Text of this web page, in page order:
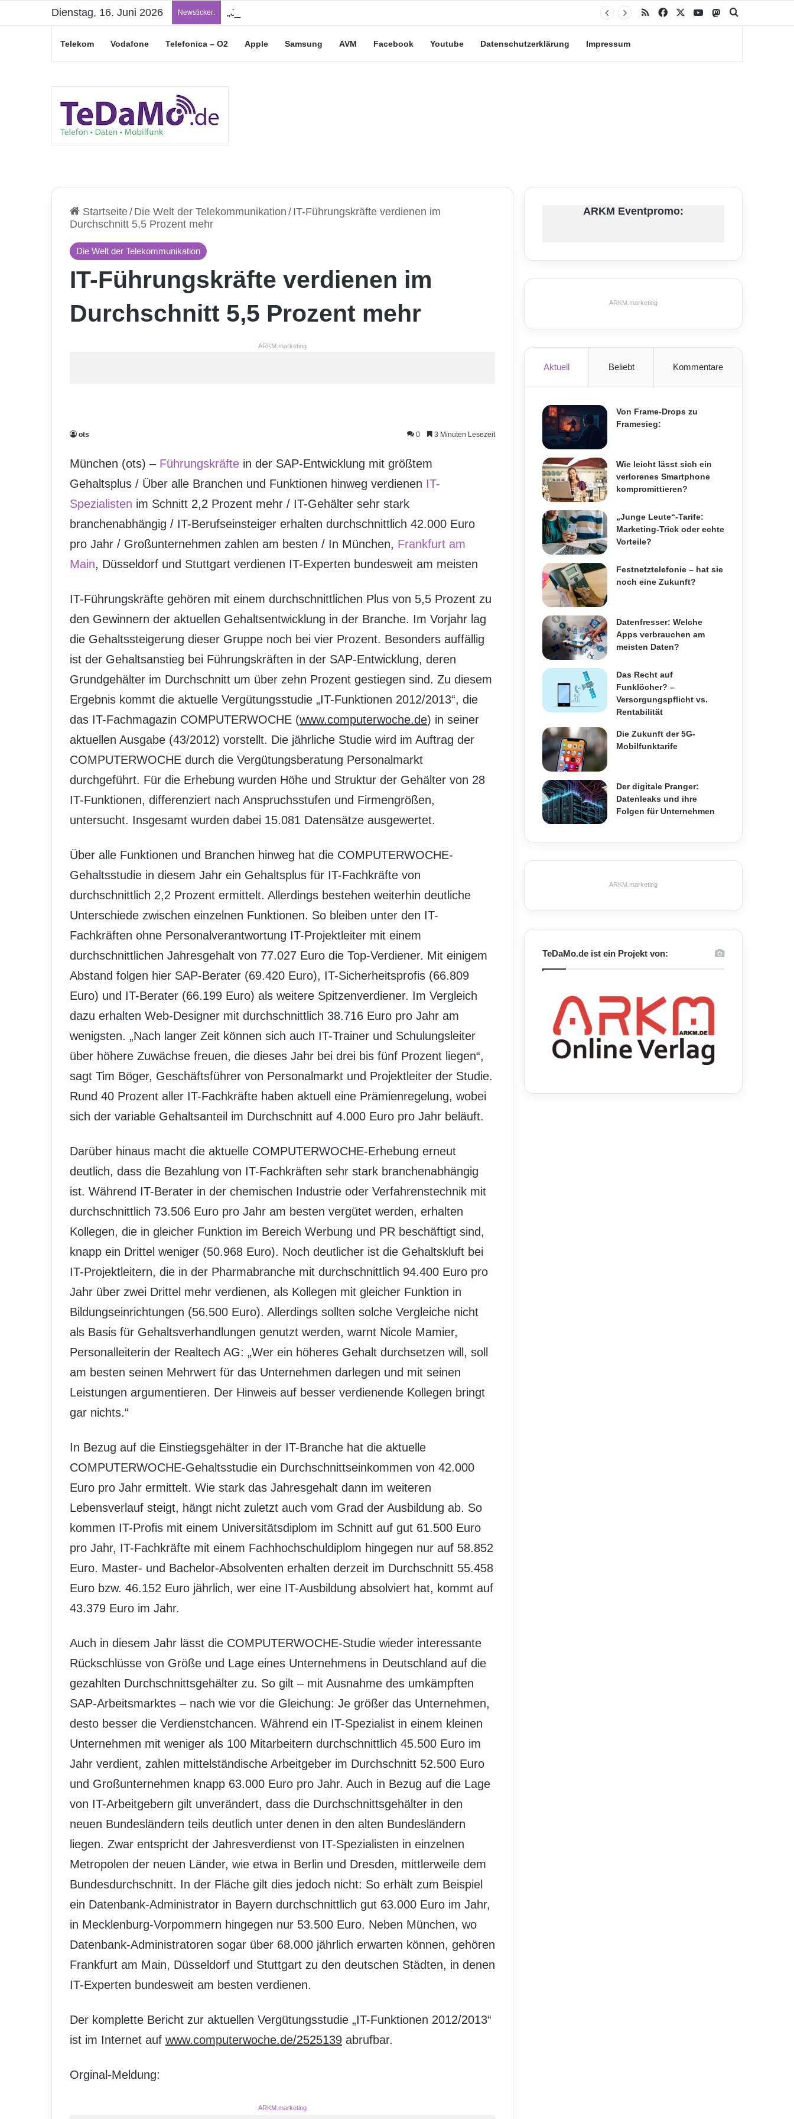
Dienstag, 16. Juni 2026 Newsticker: „Junge Leute“-Tarife: Marketing-Trick oder echte Vorteile? RSS Facebook YouTubeMastodon
Telekom Vodafone Telefonica – O2 Apple Samsung AVM Facebook Youtube Datenschutzerklärung Impressum
Startseite/ Die Welt der Telekommunikation / IT-Führungskräfte verdienen im
Durchschnitt 5,5 Prozent mehr
Die Welt der Telekommunikation
IT-Führungskräfte verdienen im
Durchschnitt 5,5 Prozent mehr
ARKM.marketing
ots 0 3 Minuten Lesezeit
München (ots) – Führungskräfte in der SAP-Entwicklung mit größtem
Gehaltsplus / Über alle Branchen und Funktionen hinweg verdienen IT-
Spezialisten im Schnitt 2,2 Prozent mehr / IT-Gehälter sehr stark
branchenabhängig / IT-Berufseinsteiger erhalten durchschnittlich 42.000 Euro
pro Jahr / Großunternehmen zahlen am besten / In München, Frankfurt am
Main, Düsseldorf und Stuttgart verdienen IT-Experten bundesweit am meisten
IT-Führungskräfte gehören mit einem durchschnittlichen Plus von 5,5 Prozent zu
den Gewinnern der aktuellen Gehaltsentwicklung in der Branche. Im Vorjahr lag
die Gehaltssteigerung dieser Gruppe noch bei vier Prozent. Besonders auffällig
ist der Gehaltsanstieg bei Führungskräften in der SAP-Entwicklung, deren
Grundgehälter im Durchschnitt um über zehn Prozent gestiegen sind. Zu diesem
Ergebnis kommt die aktuelle Vergütungsstudie „IT-Funktionen 2012/2013“, die
das IT-Fachmagazin COMPUTERWOCHE (www.computerwoche.de) in seiner
aktuellen Ausgabe (43/2012) vorstellt. Die jährliche Studie wird im Auftrag der
COMPUTERWOCHE durch die Vergütungsberatung Personalmarkt
durchgeführt. Für die Erhebung wurden Höhe und Struktur der Gehälter von 28
IT-Funktionen, differenziert nach Anspruchsstufen und Firmengrößen,
untersucht. Insgesamt wurden dabei 15.081 Datensätze ausgewertet.
Über alle Funktionen und Branchen hinweg hat die COMPUTERWOCHE-
Gehaltsstudie in diesem Jahr ein Gehaltsplus für IT-Fachkräfte von
durchschnittlich 2,2 Prozent ermittelt. Allerdings bestehen weiterhin deutliche
Unterschiede zwischen einzelnen Funktionen. So bleiben unter den IT-
Fachkräften ohne Personalverantwortung IT-Projektleiter mit einem
durchschnittlichen Jahresgehalt von 77.027 Euro die Top-Verdiener. Mit einigem
Abstand folgen hier SAP-Berater (69.420 Euro), IT-Sicherheitsprofis (66.809
Euro) und IT-Berater (66.199 Euro) als weitere Spitzenverdiener. Im Vergleich
dazu erhalten Web-Designer mit durchschnittlich 38.716 Euro pro Jahr am
wenigsten. „Nach langer Zeit können sich auch IT-Trainer und Schulungsleiter
über höhere Zuwächse freuen, die dieses Jahr bei drei bis fünf Prozent liegen“,
sagt Tim Böger, Geschäftsführer von Personalmarkt und Projektleiter der Studie.
Rund 40 Prozent aller IT-Fachkräfte haben aktuell eine Prämienregelung, wobei
sich der variable Gehaltsanteil im Durchschnitt auf 4.000 Euro pro Jahr beläuft.
Darüber hinaus macht die aktuelle COMPUTERWOCHE-Erhebung erneut
deutlich, dass die Bezahlung von IT-Fachkräften sehr stark branchenabhängig
ist. Während IT-Berater in der chemischen Industrie oder Verfahrenstechnik mit
durchschnittlich 73.506 Euro pro Jahr am besten vergütet werden, erhalten
Kollegen, die in gleicher Funktion im Bereich Werbung und PR beschäftigt sind,
knapp ein Drittel weniger (50.968 Euro). Noch deutlicher ist die Gehaltskluft bei
IT-Projektleitern, die in der Pharmabranche mit durchschnittlich 94.400 Euro pro
Jahr über zwei Drittel mehr verdienen, als Kollegen mit gleicher Funktion in
Bildungseinrichtungen (56.500 Euro). Allerdings sollten solche Vergleiche nicht
als Basis für Gehaltsverhandlungen genutzt werden, warnt Nicole Mamier,
Personalleiterin der Realtech AG: „Wer ein höheres Gehalt durchsetzen will, soll
am besten seinen Mehrwert für das Unternehmen darlegen und mit seinen
Leistungen argumentieren. Der Hinweis auf besser verdienende Kollegen bringt
gar nichts.“
In Bezug auf die Einstiegsgehälter in der IT-Branche hat die aktuelle
COMPUTERWOCHE-Gehaltsstudie ein Durchschnittseinkommen von 42.000
Euro pro Jahr ermittelt. Wie stark das Jahresgehalt dann im weiteren
Lebensverlauf steigt, hängt nicht zuletzt auch vom Grad der Ausbildung ab. So
kommen IT-Profis mit einem Universitätsdiplom im Schnitt auf gut 61.500 Euro
pro Jahr, IT-Fachkräfte mit einem Fachhochschuldiplom hingegen nur auf 58.852
Euro. Master- und Bachelor-Absolventen erhalten derzeit im Durchschnitt 55.458
Euro bzw. 46.152 Euro jährlich, wer eine IT-Ausbildung absolviert hat, kommt auf
43.379 Euro im Jahr.
Auch in diesem Jahr lässt die COMPUTERWOCHE-Studie wieder interessante
Rückschlüsse von Größe und Lage eines Unternehmens in Deutschland auf die
gezahlten Durchschnittsgehälter zu. So gilt – mit Ausnahme des umkämpften
SAP-Arbeitsmarktes – nach wie vor die Gleichung: Je größer das Unternehmen,
desto besser die Verdienstchancen. Während ein IT-Spezialist in einem kleinen
Unternehmen mit weniger als 100 Mitarbeitern durchschnittlich 45.500 Euro im
Jahr verdient, zahlen mittelständische Arbeitgeber im Durchschnitt 52.500 Euro
und Großunternehmen knapp 63.000 Euro pro Jahr. Auch in Bezug auf die Lage
von IT-Arbeitgebern gilt unverändert, dass die Durchschnittsgehälter in den
neuen Bundesländern teils deutlich unter denen in den alten Bundesländern
liegen. Zwar entspricht der Jahresverdienst von IT-Spezialisten in einzelnen
Metropolen der neuen Länder, wie etwa in Berlin und Dresden, mittlerweile dem
Bundesdurchschnitt. In der Fläche gilt dies jedoch nicht: So erhält zum Beispiel
ein Datenbank-Administrator in Bayern durchschnittlich gut 63.000 Euro im Jahr,
in Mecklenburg-Vorpommern hingegen nur 53.500 Euro. Neben München, wo
Datenbank-Administratoren sogar über 68.000 jährlich erwarten können, gehören
Frankfurt am Main, Düsseldorf und Stuttgart zu den deutschen Städten, in denen
IT-Experten bundesweit am besten verdienen.
Der komplette Bericht zur aktuellen Vergütungsstudie „IT-Funktionen 2012/2013“
ist im Internet auf www.computerwoche.de/2525139 abrufbar.
Orginal-Meldung:
ARKM.marketing
ARKM Eventpromo:
ARKM.marketing
Aktuell Beliebt Kommentare
Von Frame-Drops zu
Framesieg:
Wie leicht lässt sich ein
verlorenes Smartphone
kompromittieren?
„Junge Leute“-Tarife:
Marketing-Trick oder echte
Vorteile?
Festnetztelefonie – hat sie
noch eine Zukunft?
Datenfresser: Welche
Apps verbrauchen am
meisten Daten?
Das Recht auf
Funklöcher? –
Versorgungspflicht vs.
Rentabilität
Die Zukunft der 5G-
Mobilfunktarife
Der digitale Pranger:
Datenleaks und ihre
Folgen für Unternehmen
ARKM.marketing
TeDaMo.de ist ein Projekt von: